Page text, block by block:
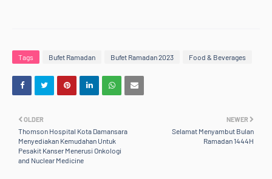
Tags Bufet Ramadan Bufet Ramadan 2023 Food & Beverages
NEWER
Selamat Menyambut Bulan
Ramadan 1444H
OLDER
Thomson Hospital Kota Damansara
Menyediakan Kemudahan Untuk
Pesakit Kanser Menerusi Onkologi
and Nuclear Medicine